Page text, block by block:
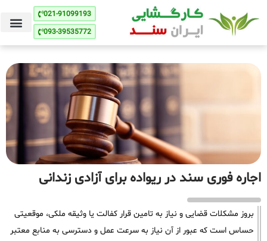
021-91099193
093-39535772
اجاره فوری سند در ریواده برای آزادی زندانی
بروز مشکلات قضایی و نیاز به تامین قرار کفالت یا وثیقه ملکی، موقعیتی
حساس است که عبور از آن نیاز به سرعت عمل و دسترسی به منابع معتبر